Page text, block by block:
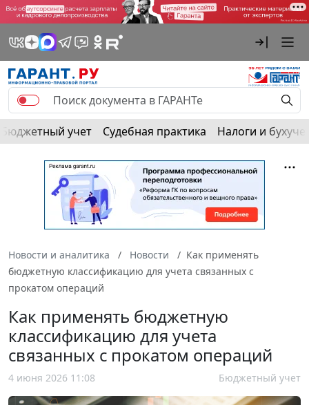
Бюджетный учет Судебная практика Налоги и
Новости и аналитика Новости
Как применять
бюджетную классификацию для учета связанных с
прокатом операций
Как применять бюджетную
классификацию для учета
связанных с прокатом операций
4 июня 2026 11:08 Бюджетный учет